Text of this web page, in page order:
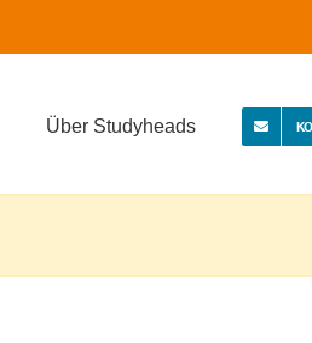
Über Studyheads